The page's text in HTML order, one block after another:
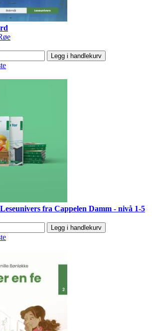
Legg i handlekurv
fra Cappelen Damm - nivå 1-5
Legg i handlekurv